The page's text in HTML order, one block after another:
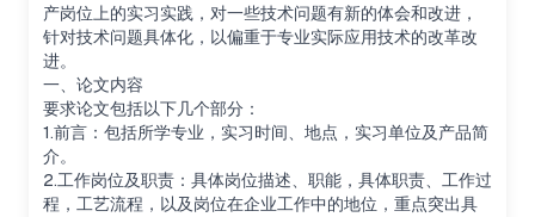
产岗位上的实习实践，对一些技术问题有新的体会和改进，
针对技术问题具体化，以偏重于专业实际应用技术的改革改
进。
一、论文内容
要求论文包括以下几个部分：
1.前言：包括所学专业，实习时间、地点，实习单位及产品简
介。
2.工作岗位及职责：具体岗位描述、职能，具体职责、工作过
程，工艺流程，以及岗位在企业工作中的地位，重点突出具